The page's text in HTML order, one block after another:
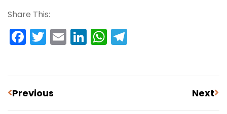
Share This:
Facebook
Twitter
EmailLinkedIn
WhatsApp
Previous Next